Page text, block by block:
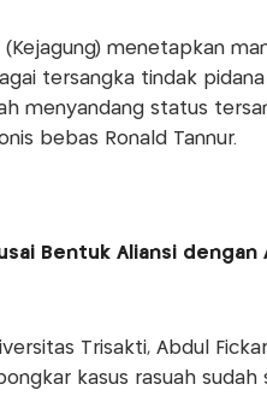
menetapkan
tersangka tindak
menyandang status
bebas Ronald Tannur.
Bentuk Aliansi dengan
Trisakti, Abdul
kasus rasuah sudah